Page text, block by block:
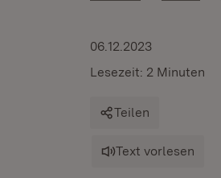
06.12.2023
Lesezeit: 2 Minuten
Teilen
Text vorlesen